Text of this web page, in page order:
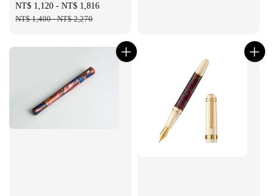
Sale
price
NT$ 1,120 - NT$ 1,816
NT$ 1,400-NT$ 2,270